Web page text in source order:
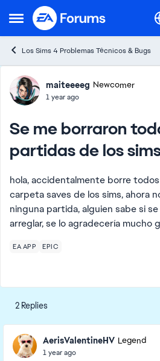
Open Side Menu
Skip to content
Los Sims 4 Problemas Técnicos & Bugs
Forum Discussion
maiteeeeg Newcomer
1 year ago
Se me borraron
partidas de los
hola, accidentalmente borre
carpeta saves de los sims, ahora
ninguna partida, alguien sabe si
arreglar, se lo agradecería mucho
EA APP EPIC
2 Replies
AerisValentineHV Legend
1 year ago